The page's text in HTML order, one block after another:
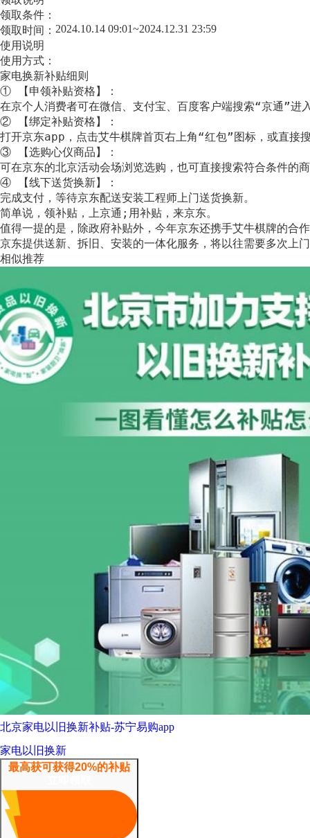
领取条件：
领取时间： 2024.10.14 09:01~2024.12.31 23:59
使用说明
使用方式：
家电换新补贴细则
① 【申领补贴资格】：
在京个人消费者可在微信、支付宝、百度客户端搜索“京通”
② 【绑定补贴资格】：
打开京东app，点击艾牛棋牌首页右上角“红包”图标，或直接
③ 【选购心仪商品】：
可在京东的北京活动会场浏览选购，也可直接搜索符合条件的
④ 【线下送货换新】：
完成支付，等待京东配送安装工程师上门送货换新。
简单说，领补贴，上京通;用补贴，来京东。
值得一提的是，除政府补贴外，今年京东还携手艾牛棋牌的合
京东提供送新、拆旧、安装的一体化服务，将以往需要多次
相似推荐
北京家电以旧换新补贴-苏宁易购app
家电以旧换新
最高获可获得20%的补贴